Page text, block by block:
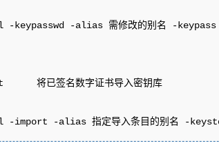
-keypasswd -alias 需修改的别名 -
将已签名数字证书导入密钥库
-import -alias 指定导入条目的别名 -